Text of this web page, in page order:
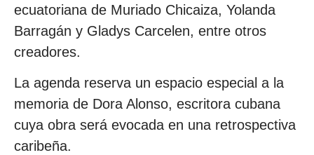
ecuatoriana de Muriado Chicaiza, Yolanda
Barragán y Gladys Carcelen, entre otros
creadores.
La agenda reserva un espacio especial a la
memoria de Dora Alonso, escritora cubana
cuya obra será evocada en una retrospectiva
caribeña.